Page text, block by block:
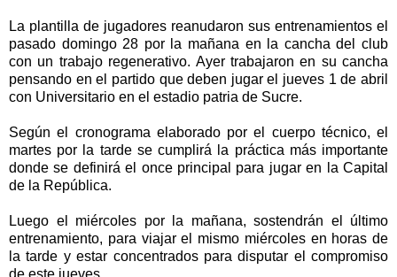
La plantilla de jugadores reanudaron sus entrenamientos el
pasado domingo 28 por la mañana en la cancha del club
con un trabajo regenerativo. Ayer trabajaron en su cancha
pensando en el partido que deben jugar el jueves 1 de abril
con Universitario en el estadio patria de Sucre.
Según el cronograma elaborado por el cuerpo técnico, el
martes por la tarde se cumplirá la práctica más importante
donde se definirá el once principal para jugar en la Capital
de la República.
Luego el miércoles por la mañana, sostendrán el último
entrenamiento, para viajar el mismo miércoles en horas de
la tarde y estar concentrados para disputar el compromiso
de este jueves.